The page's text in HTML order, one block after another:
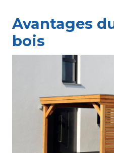
Avantages
bois